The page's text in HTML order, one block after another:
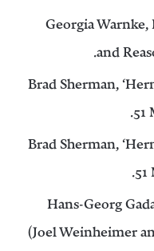
Georgia
and
Brad Sherman,
51
Brad Sherman,
51
Hans-Georg
(Joel Weinheimer